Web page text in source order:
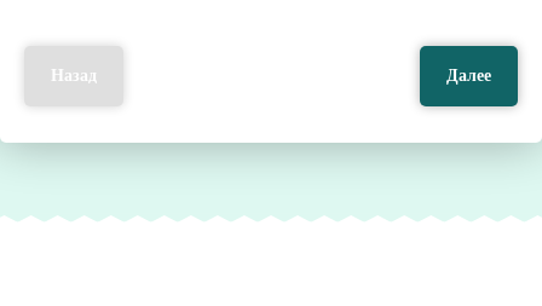
Назад Далее
ВСЕ ВКЛЮЧЕНОв стоимость: